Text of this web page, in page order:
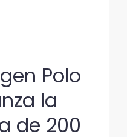
Polo
la
de 200